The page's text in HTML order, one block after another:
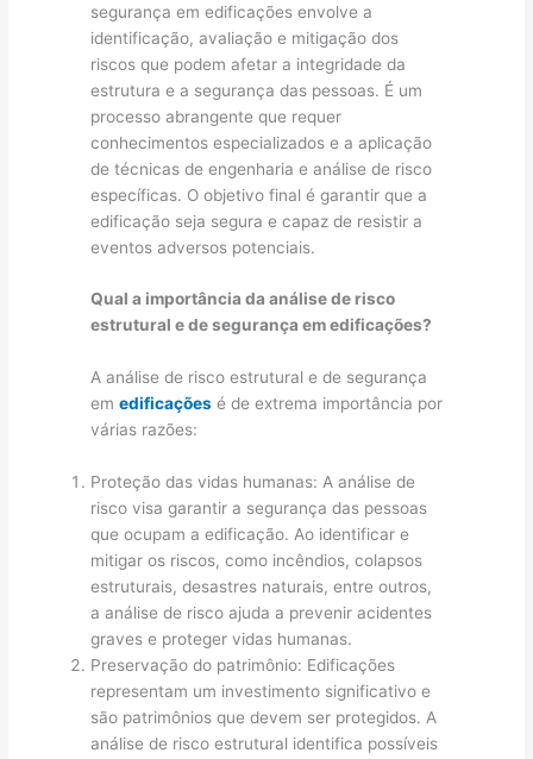
segurança em edificações envolve a
identificação, avaliação e mitigação dos
riscos que podem afetar a integridade da
estrutura e a segurança das pessoas. É um
processo abrangente que requer
conhecimentos especializados e a aplicação
de técnicas de engenharia e análise de risco
específicas. O objetivo final é garantir que a
edificação seja segura e capaz de resistir a
eventos adversos potenciais.
Qual a importância da análise de risco
estrutural e de segurança em edificações?
A análise de risco estrutural e de segurança
em edificaçõesé de extrema importância por
várias razões:
Proteção das vidas humanas: A análise de
risco visa garantir a segurança das pessoas
que ocupam a edificação. Ao identificar e
mitigar os riscos, como incêndios, colapsos
estruturais, desastres naturais, entre outros,
a análise de risco ajuda a prevenir acidentes
graves e proteger vidas humanas.
Preservação do patrimônio: Edificações
representam um investimento significativo e
são patrimônios que devem ser protegidos. A
análise de risco estrutural identifica possíveis